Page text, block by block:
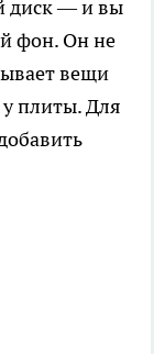
диск — и вы
фон. Он не
вещи
плиты. Для